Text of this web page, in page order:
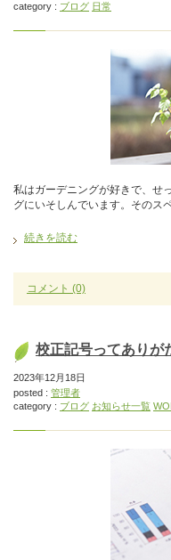
category : ブログ 日常
私はガーデニングが好きで、せ
グにいそしんでいます。そのス
続きを読む
コメント (0)
校正記号ってありが
2023年12月18日
posted : 管理者
category : ブログ お知らせ一覧